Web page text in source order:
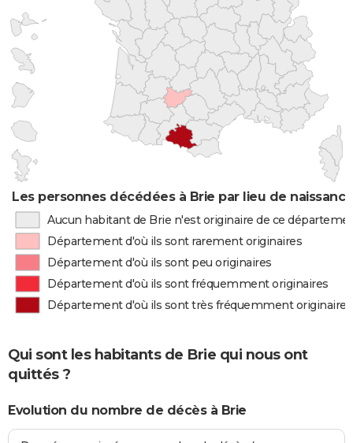
Les personnes décédées à Brie par lieu de naissance
Aucun habitant de Brie n'est originaire de ce
Département d'où ils sont rarement originaires
Département d'où ils sont peu originaires
Département d'où ils sont fréquemment originaires
Département d'où ils sont très fréquemment originaires
Qui sont les habitants de Brie qui nous ont
quittés ?
Evolution du nombre de décès à Brie